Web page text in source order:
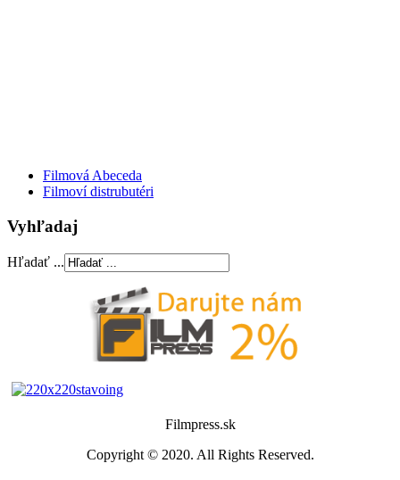
Filmová Abeceda
Filmoví distrubutéri
Vyhľadaj
Hľadať ...
Filmpress.sk
Copyright © 2020. All Rights Reserved.